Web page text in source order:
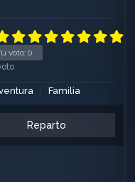
voto: 0
Familia
Reparto